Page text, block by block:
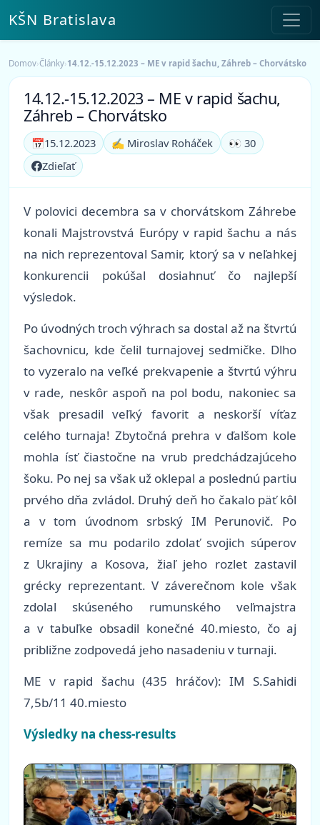
KŠN Bratislava
Domov›Články›14.12.-15.12.2023 – ME v rapid šachu, Záhreb – Chorvátsko
14.12.-15.12.2023 – ME v rapid šachu,
Záhreb – Chorvátsko
📅15.12.2023 ✍️ Miroslav Roháček
👀 30
Zdieľať
V polovici decembra sa v chorvátskom Záhrebe
konali Majstrovstvá Európy v rapid šachu a nás
na nich reprezentoval Samir, ktorý sa v neľahkej
konkurencii pokúšal dosiahnuť čo najlepší
výsledok.
Po úvodných troch výhrach sa dostal až na štvrtú
šachovnicu, kde čelil turnajovej sedmičke. Dlho
to vyzeralo na veľké prekvapenie a štvrtú výhru
v rade, neskôr aspoň na pol bodu, nakoniec sa
však presadil veľký favorit a neskorší víťaz
celého turnaja! Zbytočná prehra v ďalšom kole
mohla ísť čiastočne na vrub predchádzajúceho
šoku. Po nej sa však už oklepal a poslednú partiu
prvého dňa zvládol. Druhý deň ho čakalo päť kôl
a v tom úvodnom srbský IM Perunovič. Po
remíze sa mu podarilo zdolať svojich súperov
z Ukrajiny a Kosova, žiaľ jeho rozlet zastavil
grécky reprezentant. V záverečnom kole však
zdolal skúseného rumunského veľmajstra
a v tabuľke obsadil konečné 40.miesto, čo aj
približne zodpovedá jeho nasadeniu v turnaji.
ME v rapid šachu (435 hráčov): IM S.Sahidi
7,5b/11 40.miesto
Výsledky na chess-results